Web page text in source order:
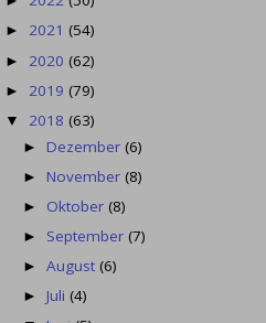
► 2021 (54)
► 2020 (62)
► 2019 (79)
▼ 2018 (63)
► Dezember(6)
► November(8)
► Oktober(8)
► September(7)
►August(6)
► Juli(4)